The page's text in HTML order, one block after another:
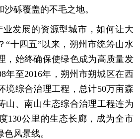
砾覆盖的不毛之地。
业发展的资源型城市，如何让大
“十四五”以来，朔州市统筹山水
，始终确保使绿色成为高质量发
年至2016年，朔州市朔城区在西
境综合治理工程，总计50万亩森
山、南山生态综合治理工程连为
130公里的生态长廊，成为全市
风景线。